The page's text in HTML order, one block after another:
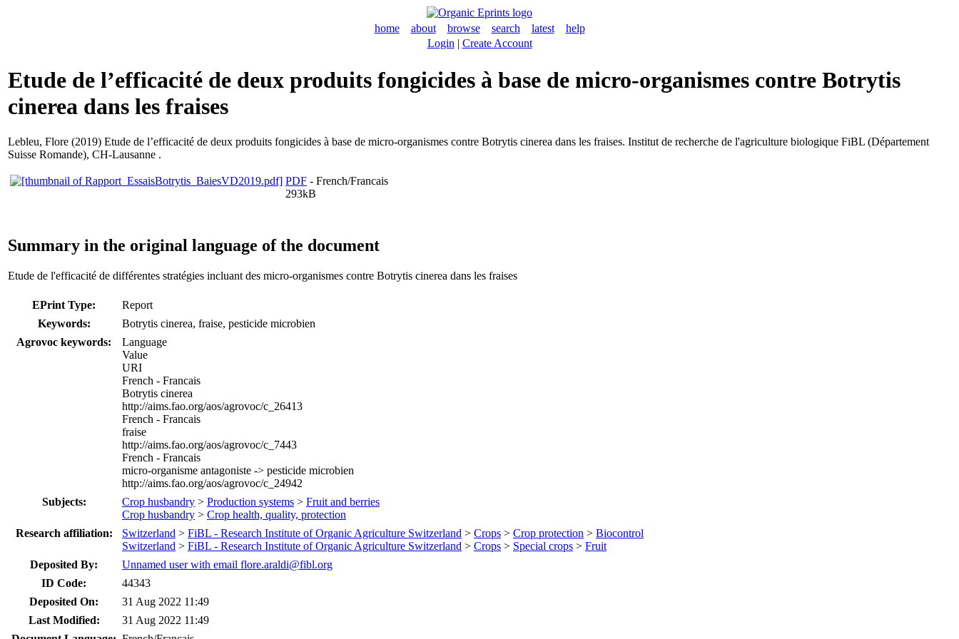
home about browse search latest
help
Login | Create Account
Etude de l’efficacité de deux produits fongicides à base de micro-organismes contre Botrytis
cinerea dans les fraises
Lebleu, Flore (2019) Etude de l’efficacité de deux produits fongicides à base de micro-organismes contre Botrytis cinerea dans les fraises. Institut de recherche de l'agriculture biologique FiBL (Département
Suisse Romande), CH-Lausanne .
PDF - French/Francais
293kB
Summary in the original language of the document
Etude de l'efficacité de différentes stratégies incluant des micro-organismes contre Botrytis cinerea dans les fraises
EPrint Type:
Report
Keywords:
Botrytis cinerea, fraise, pesticide microbien
Agrovoc keywords:
Language
Value
URI
French - Francais
Botrytis cinerea
http://aims.fao.org/aos/agrovoc/c_26413
French - Francais
fraise
http://aims.fao.org/aos/agrovoc/c_7443
French - Francais
micro-organisme antagoniste -> pesticide microbien
http://aims.fao.org/aos/agrovoc/c_24942
Subjects:
Crop husbandry > Production systems > Fruit and berries
Crop husbandry > Crop health, quality, protection
Research affiliation:
Switzerland > FiBL - Research Institute of Organic Agriculture Switzerland > Crops > Crop protection > Biocontrol
Switzerland > FiBL - Research Institute of Organic Agriculture Switzerland > Crops > Special crops > Fruit
Deposited By:
Unnamed user with email flore.araldi@fibl.org
ID Code:
44343
Deposited On:
31 Aug 2022 11:49
Last Modified:
31 Aug 2022 11:49